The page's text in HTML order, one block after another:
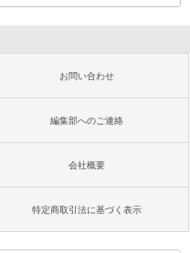
お問い合わせ
編集部へのご連絡
会社概要
特定商取引法に基づく表示